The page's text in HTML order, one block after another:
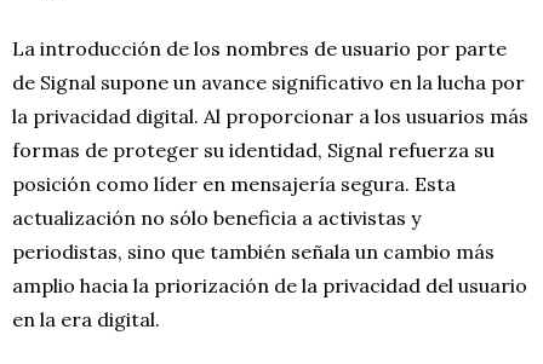
La introducción de los nombres de usuario por parte
de Signal supone un avance significativo en la lucha por
la privacidad digital. Al proporcionar a los usuarios más
formas de proteger su identidad, Signal refuerza su
posición como líder en mensajería segura. Esta
actualización no sólo beneficia a activistas y
periodistas, sino que también señala un cambio más
amplio hacia la priorización de la privacidad del usuario
en la era digital.